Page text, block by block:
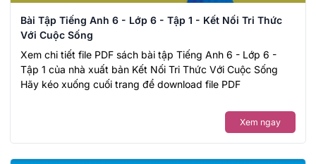
Bài Tập Tiếng Anh 6 - Lớp 6 - Tập 1 - Kết Nối Tri Thức
Với Cuộc Sống
Xem chi tiết file PDF sách bài tập Tiếng Anh 6 - Lớp 6 -
Tập 1 của nhà xuất bản Kết Nối Tri Thức Với Cuộc Sống
Hãy kéo xuống cuối trang để download file PDF
Xem ngay